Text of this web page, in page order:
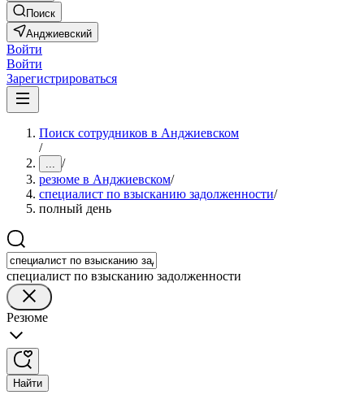
Поиск
Анджиевский
Войти
Войти
Зарегистрироваться
Поиск сотрудников в Анджиевском
/
... /
резюме в Анджиевском/
специалист по взысканию задолженности/
полный день
специалист по взысканию задолженности
Резюме
Найти